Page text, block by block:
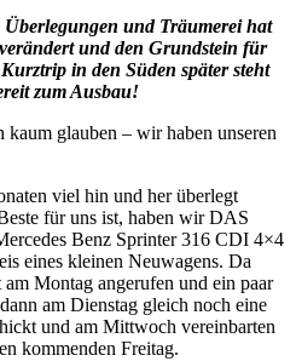
und Träumerei hat
und den Grundstein für
in den Süden später steht
zum Ausbau!
glauben – wir haben unseren
viel hin und her überlegt
für uns ist, haben wir DAS
Benz Sprinter 316 CDI 4×4
eines kleinen Neuwagens. Da
Montag angerufen und ein paar
am Dienstag gleich noch eine
und am Mittwoch vereinbarten
kommenden Freitag.